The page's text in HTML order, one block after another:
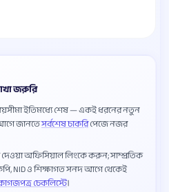
জরুরি
ইতিমধ্যে শেষ — একই ধরনের নতুন
আগে জানতেসর্বশেষ চাকরিপেজে নজর
অফিসিয়াল লিংকে করুন; সাম্প্রতিক
কপি, NID ও শিক্ষাগত সনদ আগে থেকেই
চেকলিস্টে।